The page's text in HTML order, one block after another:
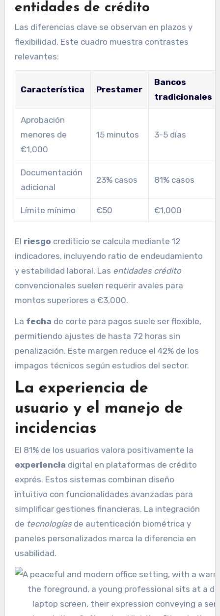
entidades de crédito
Las diferencias clave se observan en plazos y
flexibilidad. Este cuadro muestra contrastes
relevantes:
Característica Prestamer
Bancos
tradicionales
Aprobación
menores de
€1,000
15 minutos 3-5 días
Documentación
adicional
23% casos 81% casos
Límite mínimo €50 €1,000
El riesgo crediticio se calcula mediante 12
indicadores, incluyendo ratio de endeudamiento
y estabilidad laboral. Las entidades crédito
convencionales suelen requerir avales para
montos superiores a €3,000.
La fecha de corte para pagos suele ser flexible,
permitiendo ajustes de hasta 72 horas sin
penalización. Este margen reduce el 42% de los
impagos técnicos según estudios del sector.
La experiencia de
usuario y el manejo de
incidencias
El 81% de los usuarios valora positivamente la
experiencia digital en plataformas de crédito
exprés. Estos sistemas combinan diseño
intuitivo con funcionalidades avanzadas para
simplificar gestiones financieras. La integración
de tecnologíasde autenticación biométrica y
paneles personalizados marca la diferencia en
usabilidad.